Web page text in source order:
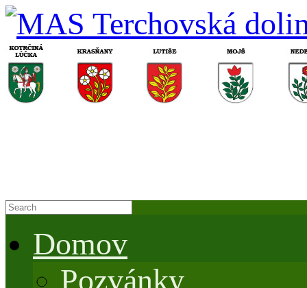
Domov
Pozvánky